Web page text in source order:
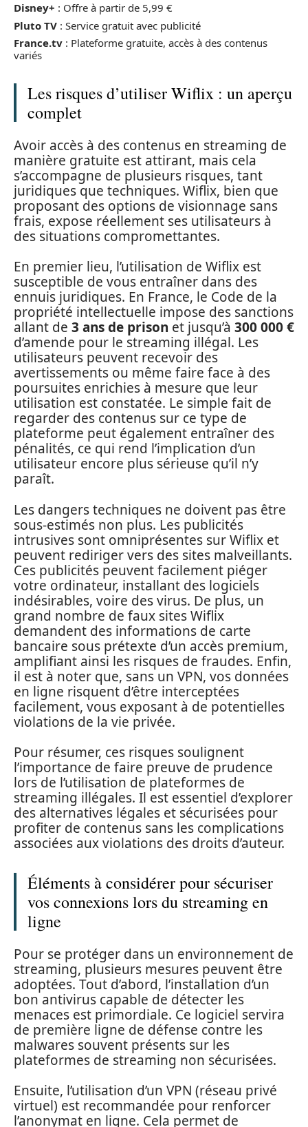
Disney+ : Offre à partir de 5,99 €
Pluto TV : Service gratuit avec publicité
France.tv : Plateforme gratuite, accès à des contenus
variés
Les risques d’utiliser Wiflix : un aperçu
complet
Avoir accès à des contenus en streaming de
manière gratuite est attirant, mais cela
s’accompagne de plusieurs risques, tant
juridiques que techniques. Wiflix, bien que
proposant des options de visionnage sans
frais, expose réellement ses utilisateurs à
des situations compromettantes.
En premier lieu, l’utilisation de Wiflix est
susceptible de vous entraîner dans des
ennuis juridiques. En France, le Code de la
propriété intellectuelle impose des sanctions
allant de 3 ans de prison et jusqu’à 300 000 €
d’amende pour le streaming illégal. Les
utilisateurs peuvent recevoir des
avertissements ou même faire face à des
poursuites enrichies à mesure que leur
utilisation est constatée. Le simple fait de
regarder des contenus sur ce type de
plateforme peut également entraîner des
pénalités, ce qui rend l’implication d’un
utilisateur encore plus sérieuse qu’il n’y
paraît.
Les dangers techniques ne doivent pas être
sous-estimés non plus. Les publicités
intrusives sont omniprésentes sur Wiflix et
peuvent rediriger vers des sites malveillants.
Ces publicités peuvent facilement piéger
votre ordinateur, installant des logiciels
indésirables, voire des virus. De plus, un
grand nombre de faux sites Wiflix
demandent des informations de carte
bancaire sous prétexte d’un accès premium,
amplifiant ainsi les risques de fraudes. Enfin,
il est à noter que, sans un VPN, vos données
en ligne risquent d’être interceptées
facilement, vous exposant à de potentielles
violations de la vie privée.
Pour résumer, ces risques soulignent
l’importance de faire preuve de prudence
lors de l’utilisation de plateformes de
streaming illégales. Il est essentiel d’explorer
des alternatives légales et sécurisées pour
profiter de contenus sans les complications
associées aux violations des droits d’auteur.
Éléments à considérer pour sécuriser
vos connexions lors du streaming en
ligne
Pour se protéger dans un environnement de
streaming, plusieurs mesures peuvent être
adoptées. Tout d’abord, l’installation d’un
bon antivirus capable de détecter les
menaces est primordiale. Ce logiciel servira
de première ligne de défense contre les
malwares souvent présents sur les
plateformes de streaming non sécurisées.
Ensuite, l’utilisation d’un VPN (réseau privé
virtuel) est recommandée pour renforcer
l’anonymat en ligne. Cela permet de